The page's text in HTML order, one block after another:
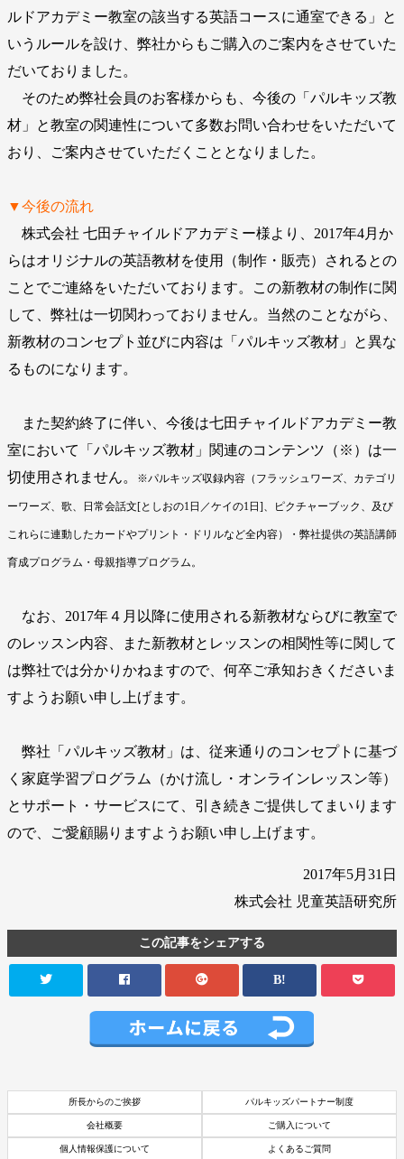
ルドアカデミー教室の該当する英語コースに通室できる」と
いうルールを設け、弊社からもご購入のご案内をさせていた
だいておりました。
そのため弊社会員のお客様からも、今後の「パルキッズ教
材」と教室の関連性について多数お問い合わせをいただいて
おり、ご案内させていただくこととなりました。
▼今後の流れ
株式会社 七田チャイルドアカデミー様より、2017年4月か
らはオリジナルの英語教材を使用（制作・販売）されるとの
ことでご連絡をいただいております。この新教材の制作に関
して、弊社は一切関わっておりません。当然のことながら、
新教材のコンセプト並びに内容は「パルキッズ教材」と異な
るものになります。
また契約終了に伴い、今後は七田チャイルドアカデミー教
室において「パルキッズ教材」関連のコンテンツ（※）は一
切使用されません。
※パルキッズ収録内容（フラッシュワーズ、カテゴリ
ーワーズ、歌、日常会話文[としおの1日／ケイの1日]、ピクチャーブック、及び
これらに連動したカードやプリント・ドリルなど全内容）・弊社提供の英語講師
育成プログラム・母親指導プログラム。
なお、2017年４月以降に使用される新教材ならびに教室で
のレッスン内容、また新教材とレッスンの相関性等に関して
は弊社では分かりかねますので、何卒ご承知おきくださいま
すようお願い申し上げます。
弊社「パルキッズ教材」は、従来通りのコンセプトに基づ
く家庭学習プログラム（かけ流し・オンラインレッスン等）
とサポート・サービスにて、引き続きご提供してまいります
ので、ご愛顧賜りますようお願い申し上げます。
2017年5月31日
株式会社 児童英語研究所
この記事をシェアする
B!
所長からのご挨拶 パルキッズパートナー制度
会社概要 ご購入について
個人情報保護について よくあるご質問